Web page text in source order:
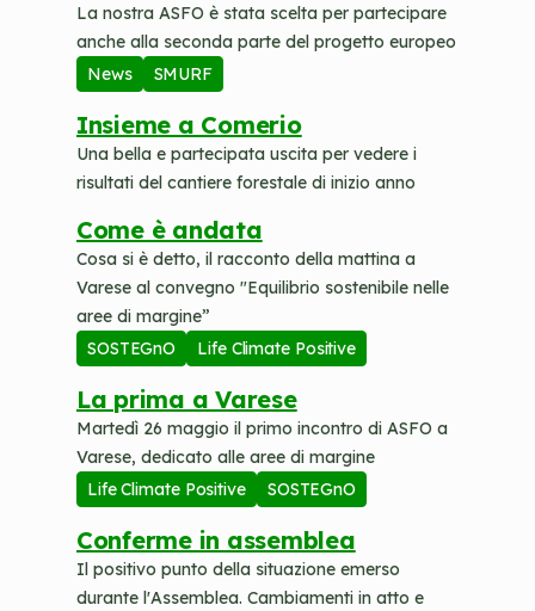
La nostra ASFO è stata scelta per partecipare
anche alla seconda parte del progetto europeo
News
SMURF
Insieme a Comerio
Una bella e partecipata uscita per vedere i
risultati del cantiere forestale di inizio anno
Come è andata
Cosa si è detto, il racconto della mattina a
Varese al convegno "Equilibrio sostenibile nelle
aree di margine”
SOSTEGnO
Life Climate Positive
La prima a Varese
Martedì 26 maggio il primo incontro di ASFO a
Varese, dedicato alle aree di margine
Life Climate Positive
SOSTEGnO
Conferme in assemblea
Il positivo punto della situazione emerso
durante l'Assemblea. Cambiamenti in atto e